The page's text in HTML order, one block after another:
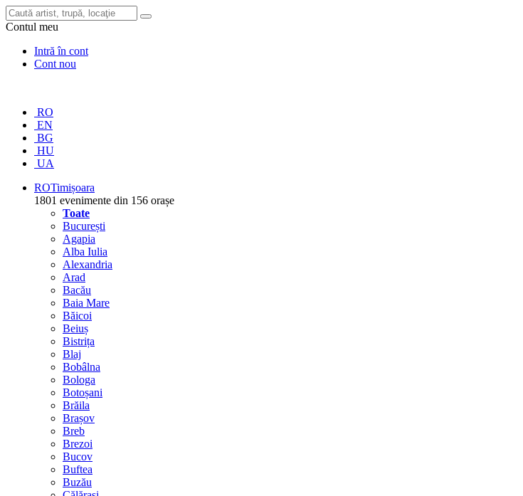
Contul meu
Intră în cont
Cont nou
RO
EN
BG
HU
UA
ROTimișoara
1801 evenimente din 156 orașe
Toate
București
Agapia
Alba Iulia
Alexandria
Arad
Bacău
Baia Mare
Băicoi
Beiuș
Bistrița
Blaj
Bobâlna
Bologa
Botoșani
Brăila
Brașov
Breb
Brezoi
Bucov
Buftea
Buzău